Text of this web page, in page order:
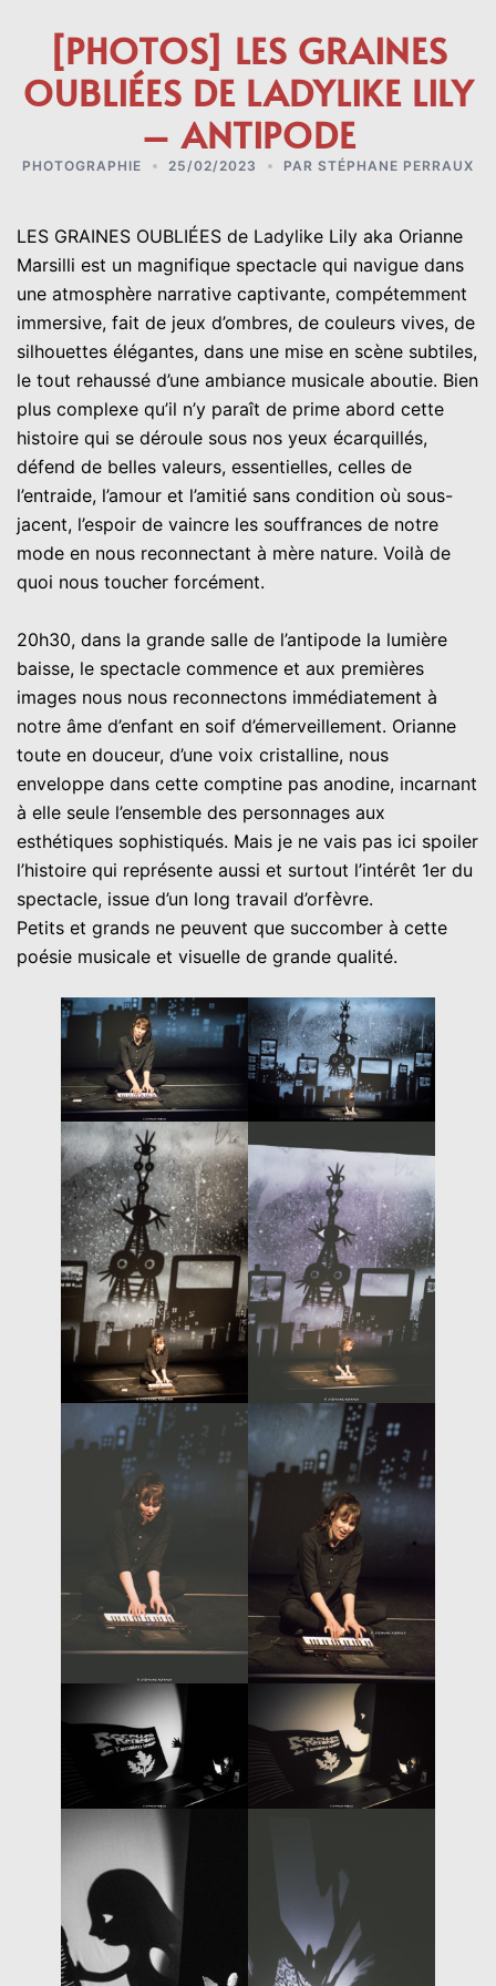
[PHOTOS] LES GRAINES
OUBLIÉES DE LADYLIKE LILY
– ANTIPODE
PHOTOGRAPHIE 25/02/2023 PAR STÉPHANE PERRAUX
LES GRAINES OUBLIÉES de Ladylike Lily aka Orianne
Marsilli est un magnifique spectacle qui navigue dans
une atmosphère narrative captivante, compétemment
immersive, fait de jeux d’ombres, de couleurs vives, de
silhouettes élégantes, dans une mise en scène subtiles,
le tout rehaussé d’une ambiance musicale aboutie. Bien
plus complexe qu’il n’y paraît de prime abord cette
histoire qui se déroule sous nos yeux écarquillés,
défend de belles valeurs, essentielles, celles de
l’entraide, l’amour et l’amitié sans condition où sous-
jacent, l’espoir de vaincre les souffrances de notre
mode en nous reconnectant à mère nature. Voilà de
quoi nous toucher forcément.
20h30, dans la grande salle de l’antipode la lumière
baisse, le spectacle commence et aux premières
images nous nous reconnectons immédiatement à
notre âme d’enfant en soif d’émerveillement. Orianne
toute en douceur, d’une voix cristalline, nous
enveloppe dans cette comptine pas anodine, incarnant
à elle seule l’ensemble des personnages aux
esthétiques sophistiqués. Mais je ne vais pas ici spoiler
l’histoire qui représente aussi et surtout l’intérêt 1er du
spectacle, issue d’un long travail d’orfèvre.
Petits et grands ne peuvent que succomber à cette
poésie musicale et visuelle de grande qualité.